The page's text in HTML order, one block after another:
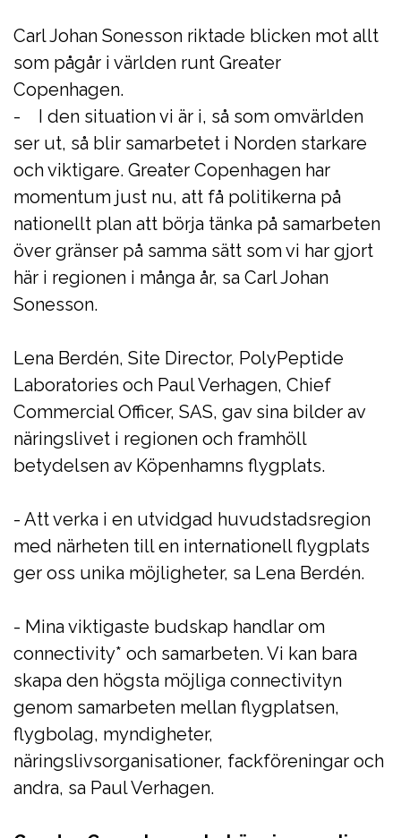
Carl Johan Sonesson riktade blicken mot allt
som pågår i världen runt Greater
Copenhagen.
- I den situation vi är i, så som omvärlden
ser ut, så blir samarbetet i Norden starkare
och viktigare. Greater Copenhagen har
momentum just nu, att få politikerna på
nationellt plan att börja tänka på samarbeten
över gränser på samma sätt som vi har gjort
här i regionen i många år, sa Carl Johan
Sonesson.
Lena Berdén, Site Director, PolyPeptide
Laboratories och Paul Verhagen, Chief
Commercial Officer, SAS, gav sina bilder av
näringslivet i regionen och framhöll
betydelsen av Köpenhamns flygplats.
- Att verka i en utvidgad huvudstadsregion
med närheten till en internationell flygplats
ger oss unika möjligheter, sa Lena Berdén.
- Mina viktigaste budskap handlar om
connectivity* och samarbeten. Vi kan bara
skapa den högsta möjliga connectivityn
genom samarbeten mellan flygplatsen,
flygbolag, myndigheter,
näringslivsorganisationer, fackföreningar och
andra, sa Paul Verhagen.